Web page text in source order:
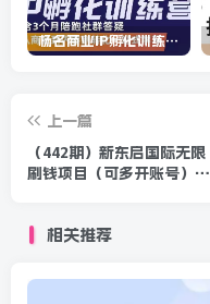
杨名商业IP孵化训练营，从商业到内容到转化一站式学 价值5980元
上一篇
（442期）新东启国际无限
刷钱项目（可多开账号）实
相关推荐